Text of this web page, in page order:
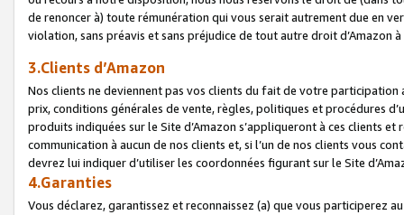
de renoncer à) toute rémunération qui vous serait autrement due en
violation, sans préavis et sans préjudice de tout autre droit
3.Clients d’Amazon
Nos clients ne deviennent pas vos clients du fait de votre
prix, conditions générales de vente, règles, politiques et procédures
produits indiquées sur le Site d’Amazon s’appliqueront à ces clients
communication à aucun de nos clients et, si l’un de nos clients vous
devrez lui indiquer d’utiliser les coordonnées figurant sur le Site
4.Garanties
Vous déclarez, garantissez et reconnaissez (a) que vous participerez